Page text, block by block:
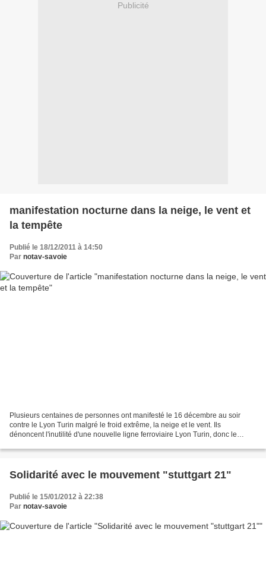
Publicité
manifestation nocturne dans la neige, le vent et
la tempête
Publié le 18/12/2011 à 14:50
Par notav-savoie
Plusieurs centaines de personnes ont manifesté le 16 décembre au soir
contre le Lyon Turin malgré le froid extrême, la neige et le vent. Ils
dénoncent l'inutilité d'une nouvelle ligne ferroviaire Lyon Turin, donc le
Solidarité avec le mouvement "stuttgart 21"
Publié le 15/01/2012 à 22:38
Par notav-savoie